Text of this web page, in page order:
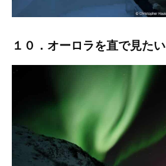
１０．オーロラを直で見たい